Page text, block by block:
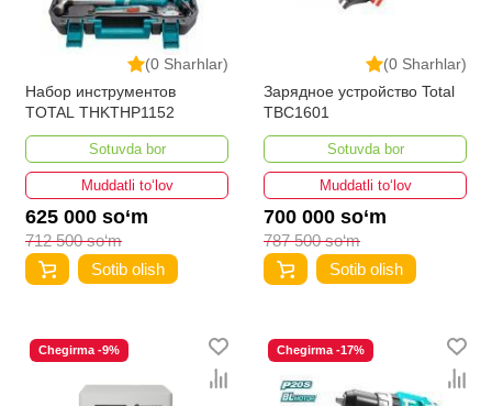
(0 Sharhlar)
Набор инструментов
TOTAL THKTHP1152
Sotuvda bor
Muddatli to‘lov
625 000 so‘m
712 500 so‘m
Sotib olish
(0 Sharhlar)
Зарядное устройство Total
TBC1601
Sotuvda bor
Muddatli to‘lov
700 000 so‘m
787 500 so‘m
Sotib olish
Chegirma -9% Chegirma -17%